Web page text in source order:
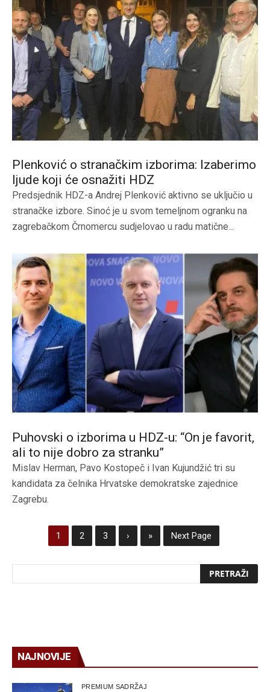
Plenković o stranačkim izborima: Izaberimo
ljude koji će osnažiti HDZ
Predsjednik HDZ-a Andrej Plenković aktivno se uključio u
stranačke izbore. Sinoć je u svom temeljnom ogranku na
zagrebačkom Črnomercu sudjelovao u radu matične...
Puhovski o izborima u HDZ-u: “On je favorit,
ali to nije dobro za stranku”
Mislav Herman, Pavo Kostopeč i Ivan Kujundžić tri su
kandidata za čelnika Hrvatske demokratske zajednice
Zagrebu.
1 2 3 › » Next Page
NAJNOVIJE
PREMIUM SADRŽAJ